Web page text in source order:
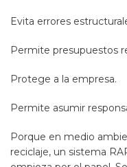
Evita errores
Permite presupuestos
Protege a la empresa.
Permite asumir
Porque en medio
reciclaje, un sistema